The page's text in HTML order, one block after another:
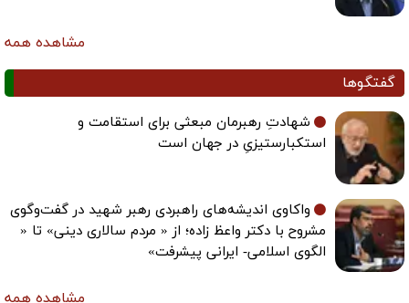
مشاهده همه
گفتگوها
شهادتِ رهبرمان مبعثی برای استقامت و
استکبارستیزیِ در جهان است
واکاوی اندیشه‌های راهبردی رهبر شهید در گفت‌وگوی
مشروح با دکتر واعظ زاده؛ از « مردم سالاری دینی» تا «
الگوی اسلامی- ایرانی پیشرفت»
مشاهده همه